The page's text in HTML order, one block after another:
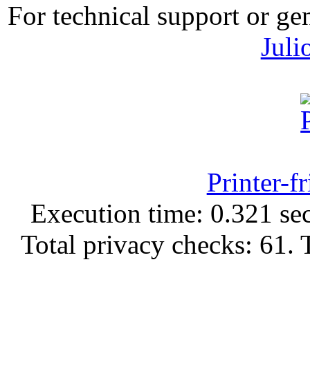
For technical support or
Printer-
Execution time: 0.321
Total privacy checks: 61.